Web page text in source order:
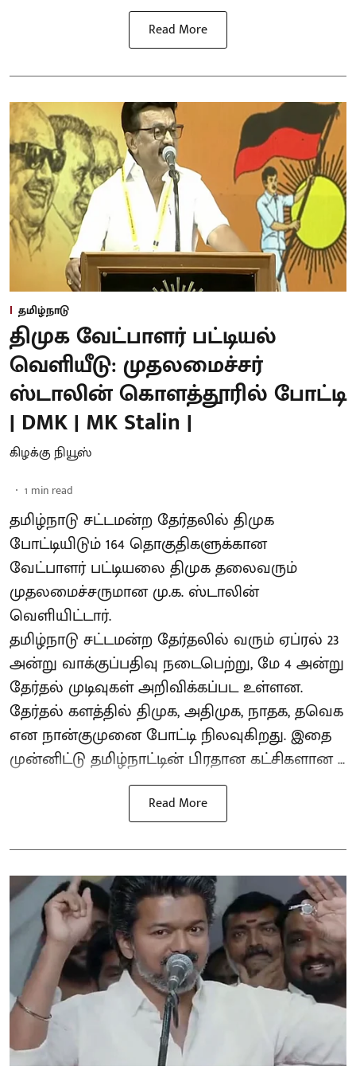
Read More
தமிழ்நாடு
திமுக வேட்பாளர் பட்டியல்
வெளியீடு: முதலமைச்சர்
ஸ்டாலின் கொளத்தூரில் போட்டி
| DMK | MK Stalin |
கிழக்கு நியூஸ்
1 min read
தமிழ்நாடு சட்டமன்ற தேர்தலில் திமுக
போட்டியிடும் 164 தொகுதிகளுக்கான
வேட்பாளர் பட்டியலை திமுக தலைவரும்
முதலமைச்சருமான மு.க. ஸ்டாலின்
வெளியிட்டார்.
தமிழ்நாடு சட்டமன்ற தேர்தலில் வரும் ஏப்ரல் 23
அன்று வாக்குப்பதிவு நடைபெற்று, மே 4 அன்று
தேர்தல் முடிவுகள் அறிவிக்கப்பட உள்ளன.
தேர்தல் களத்தில் திமுக, அதிமுக, நாதக, தவெக
என நான்குமுனை போட்டி நிலவுகிறது. இதை
முன்னிட்டு தமிழ்நாட்டின் பிரதான கட்சிகளான ...
Read More